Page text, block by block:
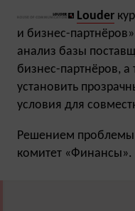
Louder
и бизнес-
анализ базы
бизнес-партнёров, а
установить
условия для
Решением
комитет «Финансы».